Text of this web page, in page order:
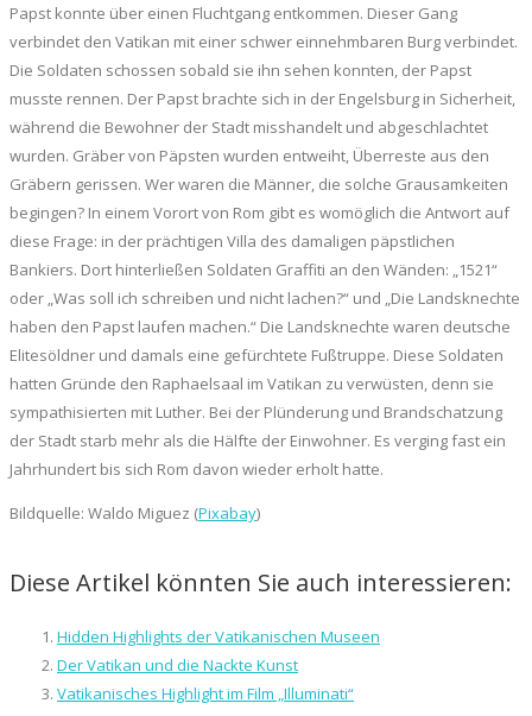
Papst konnte über einen Fluchtgang entkommen. Dieser Gang
verbindet den Vatikan mit einer schwer einnehmbaren Burg verbindet.
Die Soldaten schossen sobald sie ihn sehen konnten, der Papst
musste rennen. Der Papst brachte sich in der Engelsburg in Sicherheit,
während die Bewohner der Stadt misshandelt und abgeschlachtet
wurden. Gräber von Päpsten wurden entweiht, Überreste aus den
Gräbern gerissen. Wer waren die Männer, die solche Grausamkeiten
begingen? In einem Vorort von Rom gibt es womöglich die Antwort auf
diese Frage: in der prächtigen Villa des damaligen päpstlichen
Bankiers. Dort hinterließen Soldaten Graffiti an den Wänden: „1521“
oder „Was soll ich schreiben und nicht lachen?“ und „Die Landsknechte
haben den Papst laufen machen.“ Die Landsknechte waren deutsche
Elitesöldner und damals eine gefürchtete Fußtruppe. Diese Soldaten
hatten Gründe den Raphaelsaal im Vatikan zu verwüsten, denn sie
sympathisierten mit Luther. Bei der Plünderung und Brandschatzung
der Stadt starb mehr als die Hälfte der Einwohner. Es verging fast ein
Jahrhundert bis sich Rom davon wieder erholt hatte.
Bildquelle: Waldo Miguez (Pixabay)
Diese Artikel könnten Sie auch interessieren:
Hidden Highlights der Vatikanischen Museen
Der Vatikan und die Nackte Kunst
Vatikanisches Highlight im Film „Illuminati“